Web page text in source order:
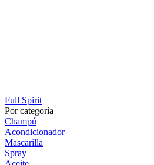
Full Spirit
Por categoría
Champú
Acondicionador
Mascarilla
Spray